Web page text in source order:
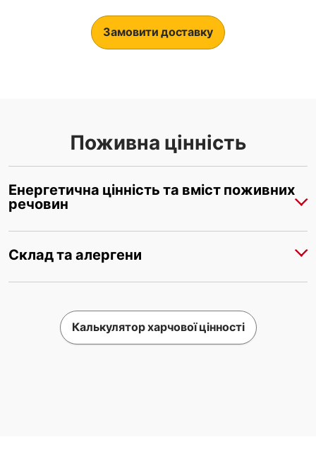
Замовити доставку
Поживна цінність
Енергетична цінність та вміст поживних
речовин
Склад та алергени
Калькулятор харчової цінності